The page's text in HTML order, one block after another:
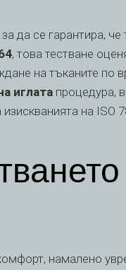
да се гарантира, че
, това тестване
на тъканите по
иглата процедура,
на ISO
намалено